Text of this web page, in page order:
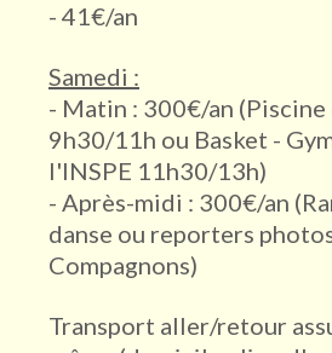
- 41€/an
Samedi :
- Matin : 300€/an
9h30/11h ou Basket -
l'INSPE 11h30/13h)
- Après-midi : 300€/an
danse ou reporters
Compagnons)
Transport aller/retour